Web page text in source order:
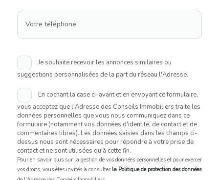
Votre téléphone
Je souhaite recevoir les annonces similaires ou
suggestions personnalisées de la part du réseau l'Adresse.
En cochant la case ci-avant et en envoyant ce formulaire,
vous acceptez que l'Adresse des Conseils Immobiliers traite les
données personnelles que vous nous communiquez dans ce
formulaire (notamment vos données d'identité, de contact et de
commentaires libres). Les données saisies dans les champs ci-
dessus nous sont nécessaires pour répondre à votre prise de
contact et ne sont utilisées qu'à cette fin.
Pour en savoir plus sur la gestion de vos données personnelles et pour exercer
vos droits, vous êtes invités à consulter la Politique de protection des données